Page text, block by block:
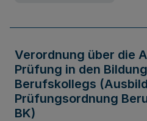
Verordnung über die
Prüfung in den
Berufskollegs
Prüfungsordnung
BK)